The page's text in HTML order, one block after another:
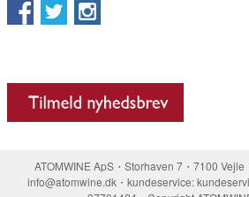
ATOMWINE ApS・Storhaven 7・7100
info@atomwine.dk・kundeservice: